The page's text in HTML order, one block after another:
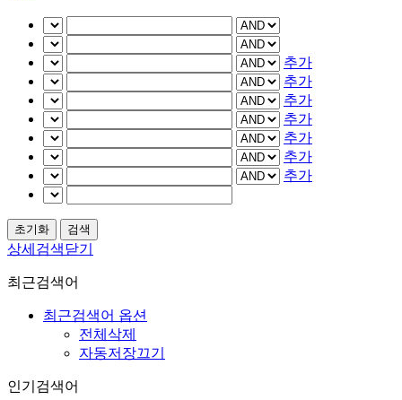
추가
추가
추가
추가
추가
추가
추가
상세검색닫기
최근검색어
최근검색어 옵션
전체삭제
자동저장끄기
인기검색어